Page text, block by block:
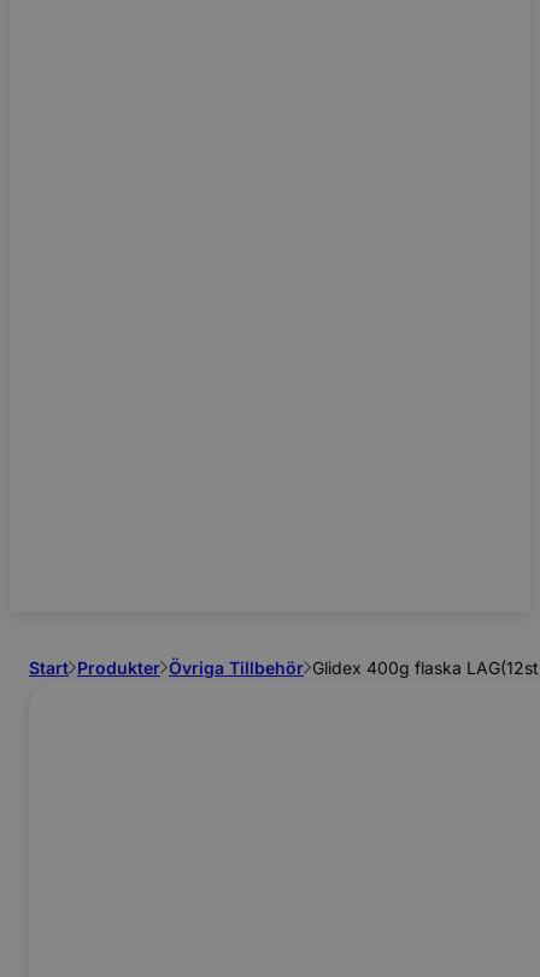
Start Produkter Övriga Tillbehör Glidex 400g flaska